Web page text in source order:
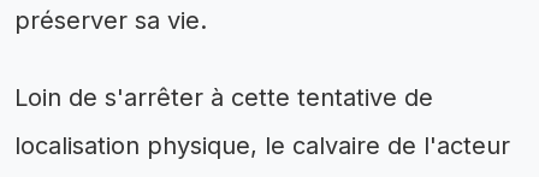
préserver sa vie.
Loin de s'arrêter à cette tentative de
localisation physique, le calvaire de l'acteur